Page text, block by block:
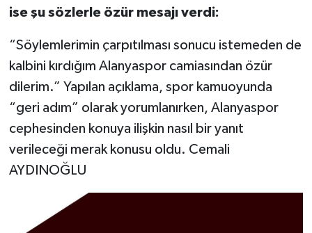
ise şu sözlerle özür mesajı verdi:
“Söylemlerimin çarpıtılması sonucu istemeden de
kalbini kırdığım Alanyaspor camiasından özür
dilerim.” Yapılan açıklama, spor kamuoyunda
“geri adım” olarak yorumlanırken, Alanyaspor
cephesinden konuya ilişkin nasıl bir yanıt
verileceği merak konusu oldu. Cemali
AYDINOĞLU